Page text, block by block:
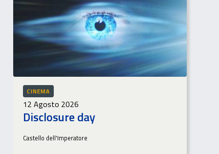
CINEMA
12 Agosto 2026
Disclosure day
Castello dell'Imperatore